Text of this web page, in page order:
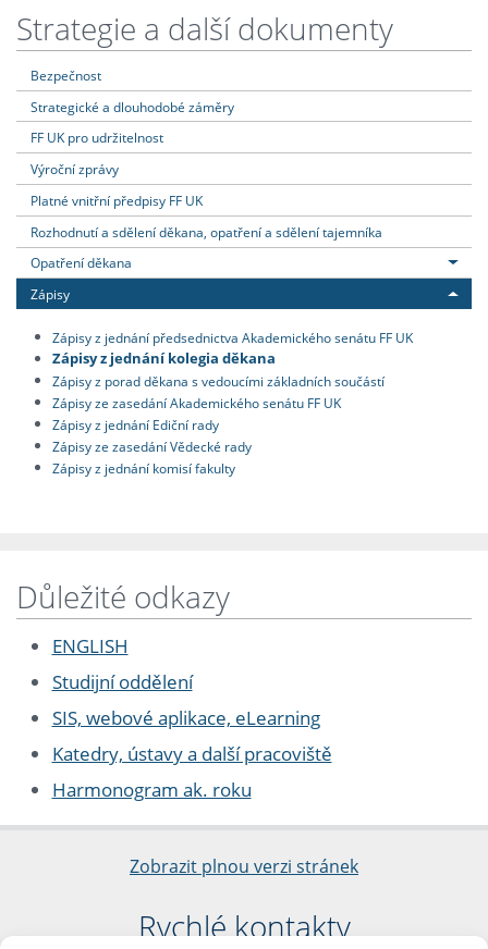
Strategie a další dokumenty
Bezpečnost
Strategické a dlouhodobé záměry
FF UK pro udržitelnost
Výroční zprávy
Platné vnitřní předpisy FF UK
Rozhodnutí a sdělení děkana, opatření a sdělení tajemníka
Opatření děkana
Zápisy
Zápisy z jednání předsednictva Akademického senátu FF UK
Zápisy z jednání kolegia děkana
Zápisy z porad děkana s vedoucími základních součástí
Zápisy ze zasedání Akademického senátu FF UK
Zápisy z jednání Ediční rady
Zápisy ze zasedání Vědecké rady
Zápisy z jednání komisí fakulty
Důležité odkazy
ENGLISH
Studijní oddělení
SIS, webové aplikace, eLearning
Katedry, ústavy a další pracoviště
Harmonogram ak. roku
Zobrazit plnou verzi stránek
Rychlé kontakty